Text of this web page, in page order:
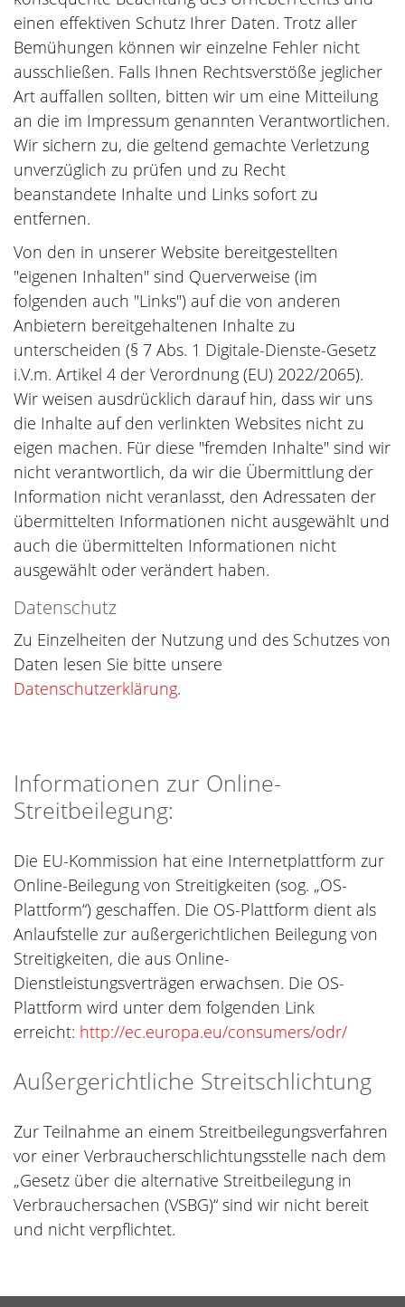
einen effektiven Schutz Ihrer Daten. Trotz aller
Bemühungen können wir einzelne Fehler nicht
ausschließen. Falls Ihnen Rechtsverstöße jeglicher
Art auffallen sollten, bitten wir um eine Mitteilung
an die im Impressum genannten Verantwortlichen.
Wir sichern zu, die geltend gemachte Verletzung
unverzüglich zu prüfen und zu Recht
beanstandete Inhalte und Links sofort zu
entfernen.
Von den in unserer Website bereitgestellten
"eigenen Inhalten" sind Querverweise (im
folgenden auch "Links") auf die von anderen
Anbietern bereitgehaltenen Inhalte zu
unterscheiden (§ 7 Abs. 1 Digitale-Dienste-Gesetz
i.V.m. Artikel 4 der Verordnung (EU) 2022/2065).
Wir weisen ausdrücklich darauf hin, dass wir uns
die Inhalte auf den verlinkten Websites nicht zu
eigen machen. Für diese "fremden Inhalte" sind wir
nicht verantwortlich, da wir die Übermittlung der
Information nicht veranlasst, den Adressaten der
übermittelten Informationen nicht ausgewählt und
auch die übermittelten Informationen nicht
ausgewählt oder verändert haben.
Datenschutz
Zu Einzelheiten der Nutzung und des Schutzes von
Daten lesen Sie bitte unsere
Datenschutzerklärung.
Informationen zur Online-
Streitbeilegung:
Die EU-Kommission hat eine Internetplattform zur
Online-Beilegung von Streitigkeiten (sog. „OS-
Plattform“) geschaffen. Die OS-Plattform dient als
Anlaufstelle zur außergerichtlichen Beilegung von
Streitigkeiten, die aus Online-
Dienstleistungsverträgen erwachsen. Die OS-
Plattform wird unter dem folgenden Link
erreicht: http://ec.europa.eu/consumers/odr/
Außergerichtliche Streitschlichtung
Zur Teilnahme an einem Streitbeilegungsverfahren
vor einer Verbraucherschlichtungsstelle nach dem
„Gesetz über die alternative Streitbeilegung in
Verbrauchersachen (VSBG)“ sind wir nicht bereit
und nicht verpflichtet.